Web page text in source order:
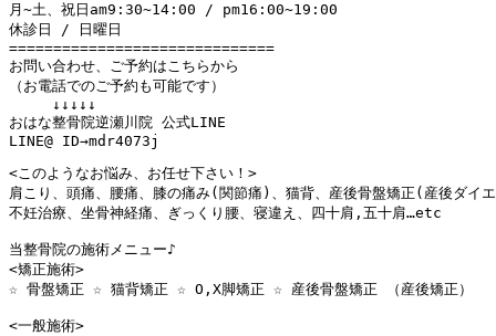
月~土、祝日am9:30~14:00 / pm16:00~19:00
休診日 / 日曜日
==============================
お問い合わせ、ご予約はこちらから
（お電話でのご予約も可能です）
↓↓↓↓↓
おはな整骨院逆瀬川院 公式LINE
LINE@ ID→mdr4073j
<このようなお悩み、お任せ下さい！>
肩こり、頭痛、腰痛、膝の痛み(関節痛)、猫背、産後骨盤矯正(産後ダイ
不妊治療、坐骨神経痛、ぎっくり腰、寝違え、四十肩,五十肩…etc
当整骨院の施術メニュー♪
<矯正施術>
☆ 骨盤矯正 ☆ 猫背矯正 ☆ O,X脚矯正 ☆ 産後骨盤矯正 （産後矯正）
<一般施術>